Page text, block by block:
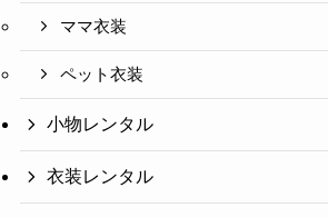
ママ衣装
ペット衣装
小物レンタル
衣装レンタル